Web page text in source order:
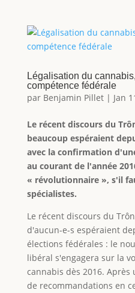
Légalisation du
compétence fédérale
par Benjamin Pillet| Jan
Le récent discours du
beaucoup espéraient
avec la confirmation
au courant de l'année
« révolutionnaire », s'il
spécialistes.
Le récent discours du
d'aucun-e-s espéraient
élections fédérales : le
libéral s'engagera sur la
cannabis dès 2016.
de recommandations en